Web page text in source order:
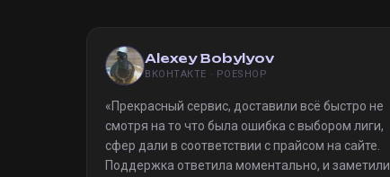
Alexey Bobylyov
ВКОНТАКТЕ · POESHOP
«Прекрасный сервис, доставили всё быстро не
смотря на то что была ошибка с выбором лиги,
сфер дали в соответствии с прайсом на сайте.
Поддержка ответила моментально, и заметили